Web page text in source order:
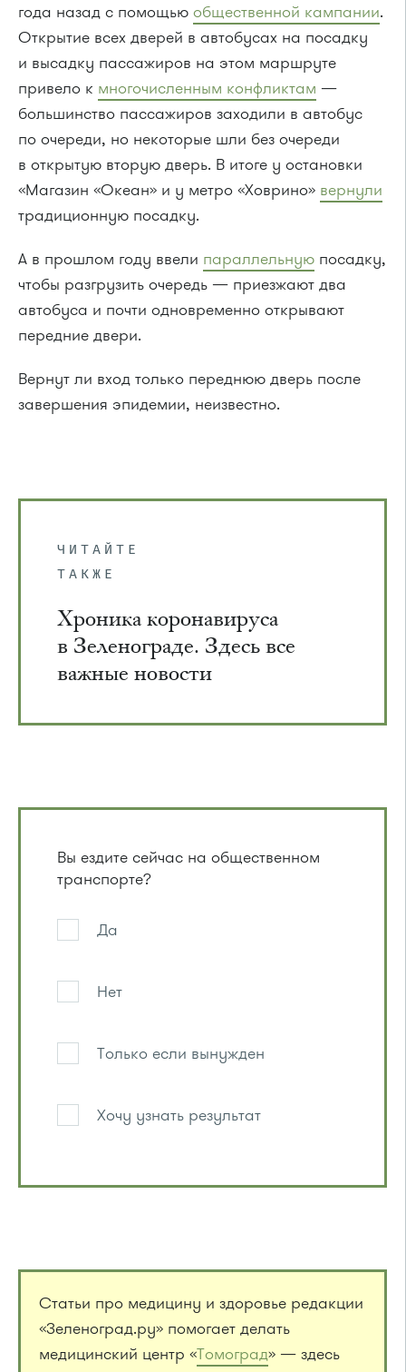
года назад с помощью общественной кампании.
Открытие всех дверей в автобусах на посадку
и высадку пассажиров на этом маршруте
привело к многочисленным конфликтам —
большинство пассажиров заходили в автобус
по очереди, но некоторые шли без очереди
в открытую вторую дверь. В итоге у остановки
«Магазин «Океан» и у метро «Ховрино» вернули
традиционную посадку.
А в прошлом году ввели параллельную посадку,
чтобы разгрузить очередь — приезжают два
автобуса и почти одновременно открывают
передние двери.
Вернут ли вход только переднюю дверь после
завершения эпидемии, неизвестно.
ЧИТАЙТЕ
ТАКЖЕ
Хроника коронавируса
в Зеленограде. Здесь все
важные новости
Вы ездите сейчас на общественном
транспорте?
Да
Нет
Только если вынужден
Хочу узнать результат
Статьи про медицину и здоровье редакции
«Зеленоград.ру» помогает делать
медицинский центр «Томоград» — здесь